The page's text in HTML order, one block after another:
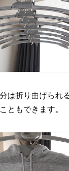
は折り曲げられ
ともできます。